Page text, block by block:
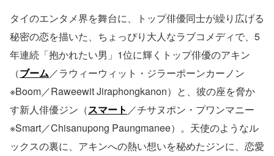
タイのエンタメ界を舞台に、トップ俳優同士が繰り広げる
秘密の恋を描いた、ちょっぴり大人なラブコメディで、5
年連続「抱かれたい男」1位に輝くトップ俳優のアキン
（ブーム／ラウィーウィット・ジラーポーンカーノン
※Boom／Raweewit Jiraphongkanon）と、彼の座を脅か
す新人俳優ジン（スマート ／チサヌポン・プワンマニー
※Smart／Chisanupong Paungmanee）。天使のようなル
ックスの裏に、アキンへの熱い想いを秘めたジンに、恋愛